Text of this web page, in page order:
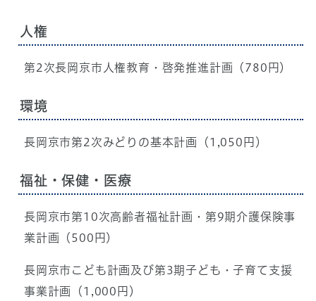
人権
第2次長岡京市人権教育・啓発推進計画（780円）
環境
長岡京市第2次みどりの基本計画（1,050円）
福祉・保健・医療
長岡京市第10次高齢者福祉計画・第9期介護保険事
業計画（500円）
長岡京市こども計画及び第3期子ども・子育て支援
事業計画（1,000円）